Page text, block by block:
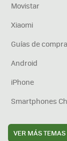
Movistar
Xiaomi
Guías de compra
Android
iPhone
Smartphones
VER MÁS TEMAS